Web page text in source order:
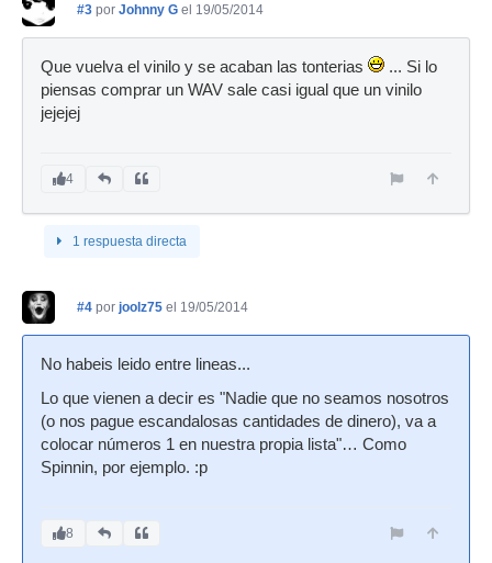
#3 por Johnny G el 19/05/2014
Que vuelva el vinilo y se acaban las tonterias
... Si lo
piensas comprar un WAV sale casi igual que un vinilo
jejejej
4
1 respuesta directa
#4 por joolz75 el 19/05/2014
No habeis leido entre lineas...
Lo que vienen a decir es "Nadie que no seamos nosotros
(o nos pague escandalosas cantidades de dinero), va a
colocar números 1 en nuestra propia lista"… Como
Spinnin, por ejemplo. :p
8